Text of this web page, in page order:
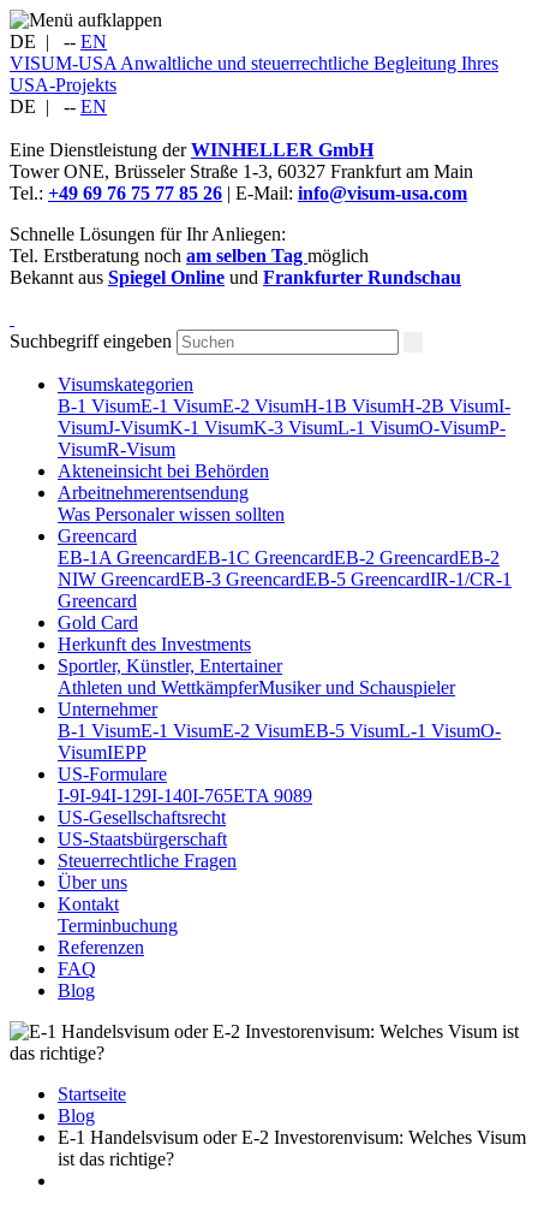
DE | -- EN
VISUM-USA Anwaltliche und steuerrechtliche Begleitung Ihres
USA-Projekts
DE | -- EN
Eine Dienstleistung derWINHELLER GmbH
Tower ONE, Brüsseler Straße 1-3, 60327 Frankfurt am Main
Tel.: +49 69 76 75 77 85 26 | E-Mail: info@visum-usa.com
Schnelle Lösungen für Ihr Anliegen:
Tel. Erstberatung noch am selben Tag möglich
Bekannt aus Spiegel Online und Frankfurter Rundschau
Suchbegriff eingeben
Visumskategorien
B-1 VisumE-1 VisumE-2 VisumH-1B VisumH-2B VisumI-
VisumJ-VisumK-1 VisumK-3 VisumL-1 VisumO-VisumP-
VisumR-Visum
Akteneinsicht bei Behörden
Arbeitnehmerentsendung
Was Personaler wissen sollten
Greencard
EB-1A GreencardEB-1C GreencardEB-2 GreencardEB-2
NIW GreencardEB-3 GreencardEB-5 GreencardIR-1/CR-1
Greencard
Gold Card
Herkunft des Investments
Sportler, Künstler, Entertainer
Athleten und WettkämpferMusiker und Schauspieler
Unternehmer
B-1 VisumE-1 VisumE-2 VisumEB-5 VisumL-1 VisumO-
VisumIEPP
US-Formulare
I-9I-94I-129I-140I-765ETA 9089
US-Gesellschaftsrecht
US-Staatsbürgerschaft
Steuerrechtliche Fragen
Über uns
Kontakt
Terminbuchung
Referenzen
FAQ
Blog
Startseite
Blog
E-1 Handelsvisum oder E-2 Investorenvisum: Welches Visum
ist das richtige?